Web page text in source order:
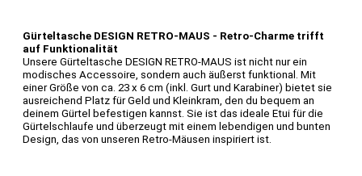
Gürteltasche DESIGN RETRO-MAUS - Retro-Charme trifft
auf Funktionalität
Unsere Gürteltasche DESIGN RETRO-MAUS ist nicht nur ein
modisches Accessoire, sondern auch äußerst funktional. Mit
einer Größe von ca. 23 x 6 cm (inkl. Gurt und Karabiner) bietet sie
ausreichend Platz für Geld und Kleinkram, den du bequem an
deinem Gürtel befestigen kannst. Sie ist das ideale Etui für die
Gürtelschlaufe und überzeugt mit einem lebendigen und bunten
Design, das von unseren Retro-Mäusen inspiriert ist.